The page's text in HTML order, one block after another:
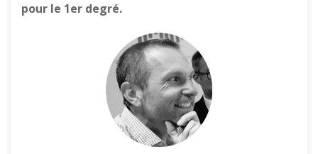
pour le 1er degré.